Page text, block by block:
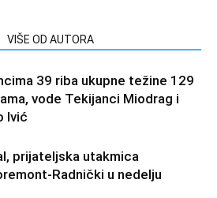
VIŠE OD AUTORA
39 riba ukupne težine 129
vode Tekijanci Miodrag i
Ivić
prijateljska utakmica
Radnički u nedelju